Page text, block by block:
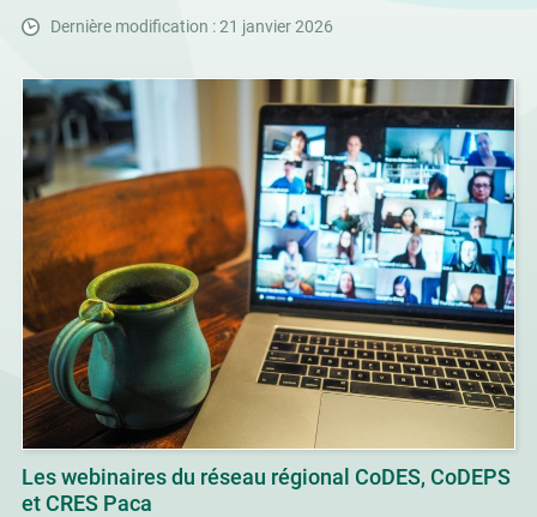
Dernière modification : 21 janvier 2026
Les webinaires du réseau régional CoDES, CoDEPS
et CRES Paca